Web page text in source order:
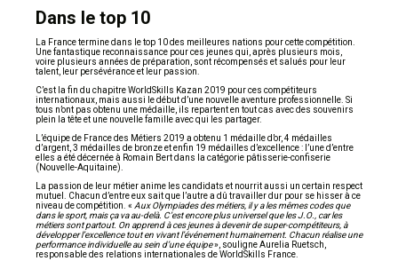
Dans le top 10
La France termine dans le top 10 des meilleures nations pour cette compétition.
Une fantastique reconnaissance pour ces jeunes qui, après plusieurs mois,
voire plusieurs années de préparation, sont récompensés et salués pour leur
talent, leur persévérance et leur passion.
C’est la fin du chapitre WorldSkills Kazan 2019 pour ces compétiteurs
internationaux, mais aussi le début d’une nouvelle aventure professionnelle. Si
tous n’ont pas obtenu une médaille, ils repartent en tout cas avec des souvenirs
plein la tête et une nouvelle famille avec qui les partager.
L’équipe de France des Métiers 2019 a obtenu 1 médaille d’or, 4 médailles
d’argent, 3 médailles de bronze et enfin 19 médailles d’excellence : l’une d’entre
elles a été décernée à Romain Bert dans la catégorie pâtisserie-confiserie
(Nouvelle-Aquitaine).
La passion de leur métier anime les candidats et nourrit aussi un certain respect
mutuel. Chacun d’entre eux sait que l’autre a dû travailler dur pour se hisser à ce
niveau de compétition. « Aux Olympiades des métiers, il y a les mêmes codes que
dans le sport, mais ça va au-delà. C’est encore plus universel que les J.O., car les
métiers sont partout. On apprend à ces jeunes à devenir de super-compétiteurs, à
développer l’excellence tout en vivant l’événement humainement. Chacun réalise une
performance individuelle au sein d’une équipe», souligne Aurelia Ruetsch,
responsable des relations internationales de WorldSkills France.